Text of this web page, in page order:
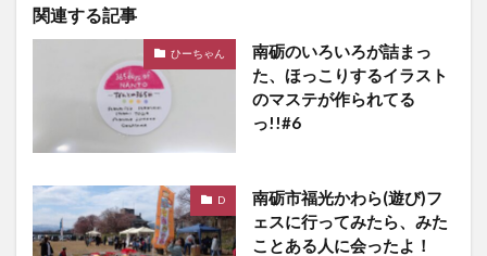
関連する記事
ひーちゃん
南砺のいろいろが詰まっ
た、ほっこりするイラスト
のマステが作られてる
っ!!#6
D
南砺市福光かわら(遊び)フ
ェスに行ってみたら、みた
ことある人に会ったよ！